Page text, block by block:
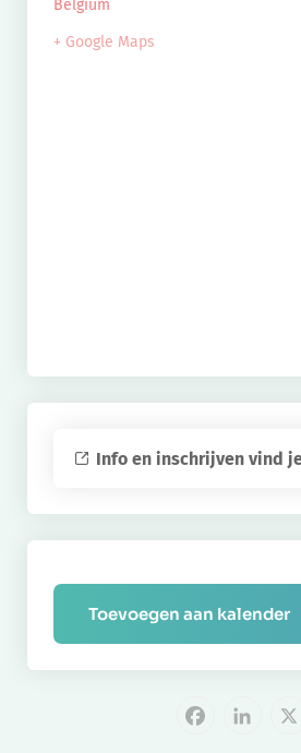
Belgium
+ Google Maps
Info en inschrijven vind
Toevoegen aan kalender